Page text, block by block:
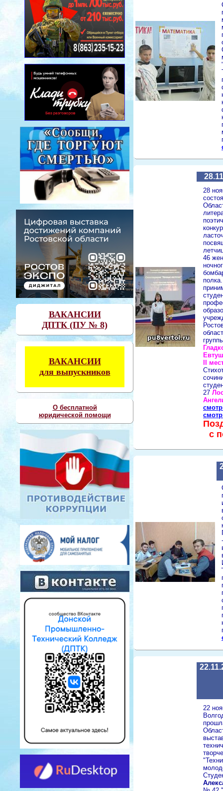
ВАКАНСИИ
ДПТК (ПУ № 8)
ВАКАНСИИ
для выпускников
О бесплатной
юридической помощи
28
46
II
27
с
22